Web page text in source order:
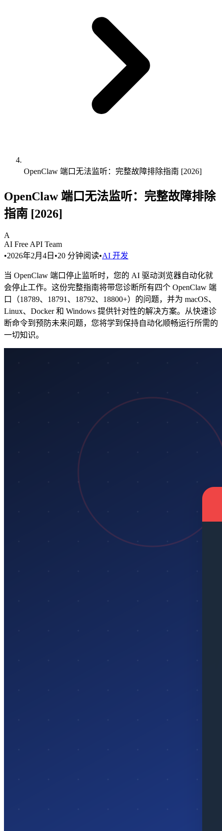
OpenClaw 端口无法监听：完整故障排除指南 [2026]
OpenClaw 端口无法监听：完整故障排除
指南 [2026]
A
AI Free API Team
•2026年2月4日 •20 分钟阅读•AI 开发
当 OpenClaw 端口停止监听时，您的 AI 驱动浏览器自动化就
会停止工作。这份完整指南将带您诊断所有四个 OpenClaw 端
口（18789、18791、18792、18800+）的问题，并为 macOS、
Linux、Docker 和 Windows 提供针对性的解决方案。从快速诊
断命令到预防未来问题，您将学到保持自动化顺畅运行所需的
一切知识。